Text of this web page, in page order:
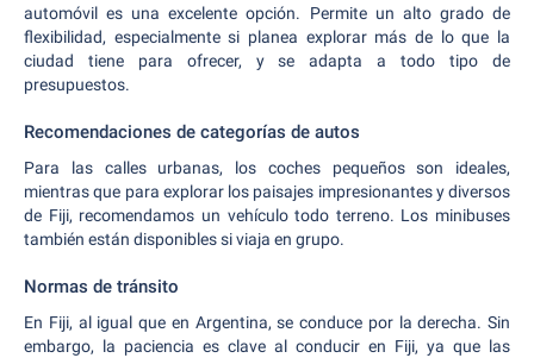
automóvil es una excelente opción. Permite un alto grado de
flexibilidad, especialmente si planea explorar más de lo que la
ciudad tiene para ofrecer, y se adapta a todo tipo de
presupuestos.
Recomendaciones de categorías de autos
Para las calles urbanas, los coches pequeños son ideales,
mientras que para explorar los paisajes impresionantes y diversos
de Fiji, recomendamos un vehículo todo terreno. Los minibuses
también están disponibles si viaja en grupo.
Normas de tránsito
En Fiji, al igual que en Argentina, se conduce por la derecha. Sin
embargo, la paciencia es clave al conducir en Fiji, ya que las